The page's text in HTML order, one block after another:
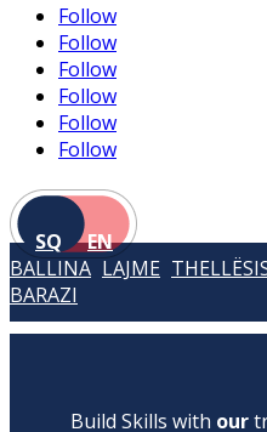
Follow
Follow
Follow
Follow
Follow
Follow
SQ EN
BALLINA LAJME
BARAZI
Build Skills with our